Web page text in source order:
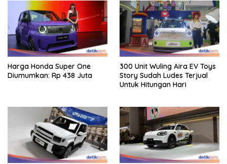
Harga Honda Super One
Diumumkan: Rp 438 Juta
300 Unit Wuling Aira EV Toys
Story Sudah Ludes Terjual
Untuk Hitungan Hari